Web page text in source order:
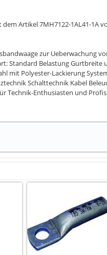
Artikel 7MH7122-1AL41-1A
zur Ueberwachung
Belastung Gurtbreite
mit Polyester-Lackierung
Schalttechnik Kabel
Technik-Enthusiasten und